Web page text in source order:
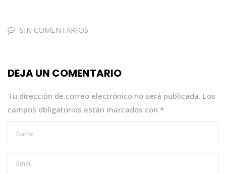
e
o
k
tets
p
e
SIN COMENTARIOS
DEJA UN COMENTARIO
Tu dirección de correo electrónico no será publicada. Los
campos obligatorios están marcados con *